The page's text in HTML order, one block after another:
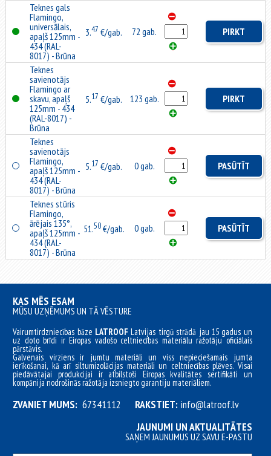
Teknes gals
Flamingo,
universālais,
apaļš 125mm -
434 (RAL-
8017) - Brūna
3.47 €/gab. 72 gab. PIRKT
Teknes
savienotājs
Flamingo ar
skavu, apaļš
125mm - 434
(RAL-8017) -
Brūna
5.17 €/gab. 123 gab. PIRKT
Teknes
savienotājs
Flamingo,
apaļš 125mm -
434 (RAL-
8017) - Brūna
5.17 €/gab. 0 gab. PASŪTĪT
Teknes stūris
Flamingo,
ārējais 135°,
apaļš 125mm -
434 (RAL-
8017) - Brūna
51.50€/gab. 0 gab. PASŪTĪT
KAS MĒS ESAM
MŪSU UZŅĒMUMS UN TĀ VĒSTURE
Vairumtirdzniecības bāze LATROOFLatvijas tirgū strādā jau 15 gadus un
uz doto brīdi ir Eiropas vadošo celtniecības materiālu ražotāju oficiālais
pārstāvis.
Galvenais virziens ir jumtu materiāli un viss nepieciešamais jumta
ierīkošanai, kā arī siltumizolācijas materiāli un celtniecības plēves. Visai
piedāvātajai produkcijai ir atbilstoši Eiropas kvalitātes sertifikāti un
kompānija nodrošinās ražotāja izsniegto garantiju materiāliem.
ZVANIET MUMS: 67341112 RAKSTIET: info@latroof.lv
JAUNUMI UN AKTUALITĀTES
SAŅEM JAUNUMUS UZ SAVU E-PASTU